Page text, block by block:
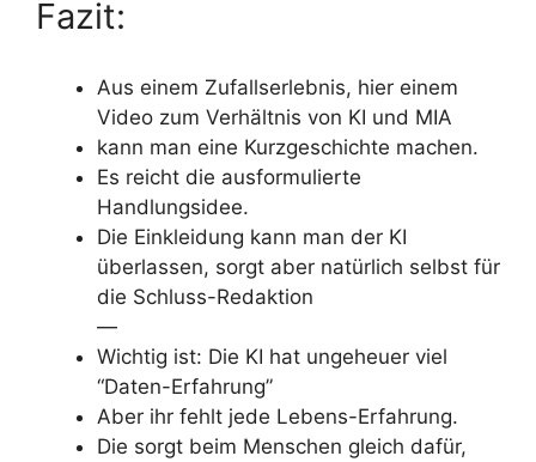
Fazit:
Aus einem Zufallserlebnis, hier einem
Video zum Verhältnis von KI und MIA
kann man eine Kurzgeschichte machen.
Es reicht die ausformulierte
Handlungsidee.
Die Einkleidung kann man der KI
überlassen, sorgt aber natürlich selbst für
die Schluss-Redaktion
—
Wichtig ist: Die KI hat ungeheuer viel
“Daten-Erfahrung”
Aber ihr fehlt jede Lebens-Erfahrung.
Die sorgt beim Menschen gleich dafür,